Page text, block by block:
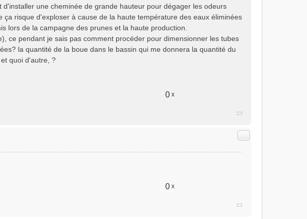
une cheminée de grande hauteur pour dégager les odeurs
risque d'exploser à cause de la haute température des eaux éliminées
lors de la campagne des prunes et la haute production.
ce pendant je sais pas comment procéder pour dimensionner les tubes
la quantité de la boue dans le bassin qui me donnera la quantité du
quoi d'autre, ?
0 x
Citer
0 x